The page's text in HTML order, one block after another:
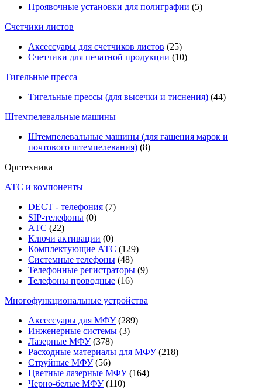
Проявочные установки для полиграфии (5)
Счетчики листов
Аксессуары для счетчиков листов (25)
Счетчики для печатной продукции (10)
Тигельные пресса
Тигельные прессы (для высечки и тиснения) (44)
Штемпелевальные машины
Штемпелевальные машины (для гашения марок и
почтового штемпелевания) (8)
Оргтехника
АТС и компоненты
DECT - телефония (7)
SIP-телефоны (0)
АТС (22)
Ключи активации (0)
Комплектующие АТС (129)
Системные телефоны (48)
Телефонные регистраторы (9)
Телефоны проводные (16)
Многофункциональные устройства
Аксессуары для МФУ(289)
Инженерные системы (3)
Лазерные МФУ(378)
Расходные материалы для МФУ(218)
Струйные МФУ(56)
Цветные лазерные МФУ(164)
Черно-белые МФУ(110)